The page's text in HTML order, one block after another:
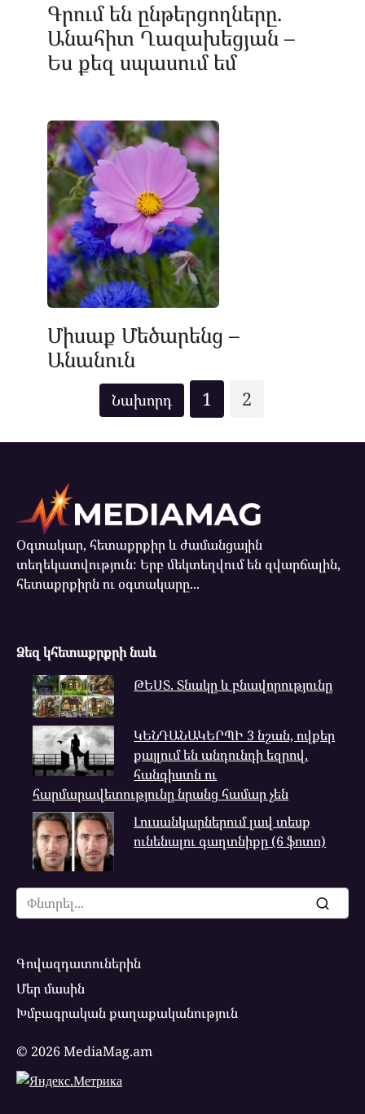
Գրում են ընթերցողները.
Անահիտ Ղազախեցյան –
Ես քեզ սպասում եմ
Միսաք Մեծարենց –
Անանուն
1 2
Օգտակար, հետաքրքիր և ժամանցային
տեղեկատվություն: Երբ մեկտեղվում են զվարճալին,
հետաքրքիրն ու օգտակարը...
Ձեզ կհետաքրքրի նաև
ԹԵՍՏ. Տնակը և բնավորությունը
ԿԵՆԴԱՆԱԿԵՐՊԻ 3 նշան, ովքեր
քայլում են անդունդի եզրով.
հանգիստն ու
հարմարավետությունը նրանց համար չեն
Լուսանկարներում լավ տեսք
ունենալու գաղտնիքը (6 ֆոտո)
Search
for:
Գովազդատուներին
Մեր մասին
Խմբագրական քաղաքականություն
© 2026 MediaMag.am